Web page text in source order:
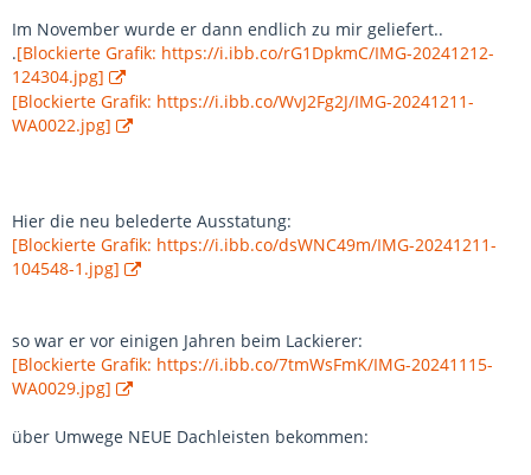
Im November wurde er dann endlich zu mir geliefert..
.[Blockierte Grafik: https://i.ibb.co/rG1DpkmC/IMG-20241212-
124304.jpg]
[Blockierte Grafik: https://i.ibb.co/WvJ2Fg2J/IMG-20241211-
WA0022.jpg]
Hier die neu belederte Ausstatung:
[Blockierte Grafik: https://i.ibb.co/dsWNC49m/IMG-20241211-
104548-1.jpg]
so war er vor einigen Jahren beim Lackierer:
[Blockierte Grafik: https://i.ibb.co/7tmWsFmK/IMG-20241115-
WA0029.jpg]
über Umwege NEUE Dachleisten bekommen: